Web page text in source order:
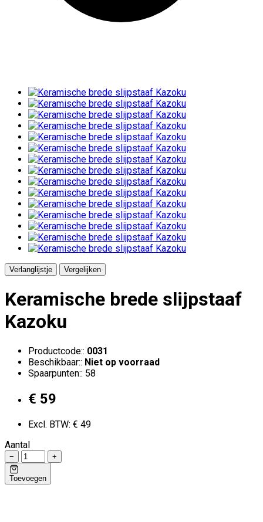
Verlanglijstje Vergelijken
Keramische brede slijpstaaf
Kazoku
Productcode:: 0031
Beschikbaar:: Niet op voorraad
Spaarpunten:: 58
€ 59
Excl. BTW: € 49
Aantal
− +
Toevoegen